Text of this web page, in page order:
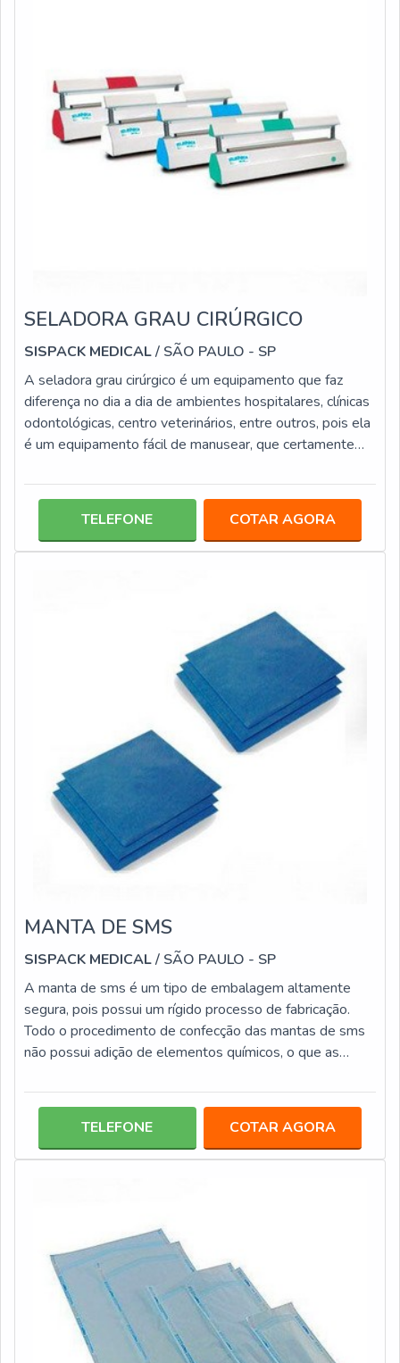
SELADORA GRAU CIRÚRGICO
SISPACK MEDICAL/ SÃO PAULO - SP
A seladora grau cirúrgico é um equipamento que faz
diferença no dia a dia de ambientes hospitalares, clínicas
odontológicas, centro veterinários, entre outros, pois ela
é um equipamento fácil de manusear, que certamente
Além disso, a seladora elaborada para embalagens de
vantajosa em termos econômicos, pois congrega
diversos benefícios, entre eles: Ampla vida útil; Baixo
TELEFONE COTAR AGORA
MANTA DE SMS
SISPACK MEDICAL/ SÃO PAULO - SP
A manta de sms é um tipo de embalagem altamente
segura, pois possui um rígido processo de fabricação.
Todo o procedimento de confecção das mantas de sms
não possui adição de elementos químicos, o que as
fabricação aplicado é a calandragem térmica, eficiente
do material. Ela é inserida nas diversas camadas de
produtos qualificados, tais como: Três camadas de
TELEFONE COTAR AGORA